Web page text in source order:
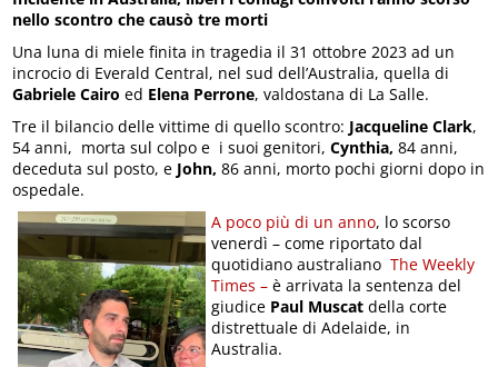
nello scontro che causò tre morti
Una luna di miele finita in tragedia il 31 ottobre 2023 ad un
incrocio di Everald Central, nel sud dell’Australia, quella di
Gabriele Cairo ed Elena Perrone, valdostana di La Salle.
Tre il bilancio delle vittime di quello scontro: Jacqueline Clark,
54 anni, morta sul colpo e i suoi genitori,Cynthia, 84 anni,
deceduta sul posto, e John,86 anni, morto pochi giorni dopo in
ospedale.
A poco più di un anno, lo scorso
venerdì – come riportato dal
quotidiano australianoThe Weekly
Times – è arrivata la sentenza del
giudice Paul Muscat della corte
distrettuale di Adelaide, in
Australia.